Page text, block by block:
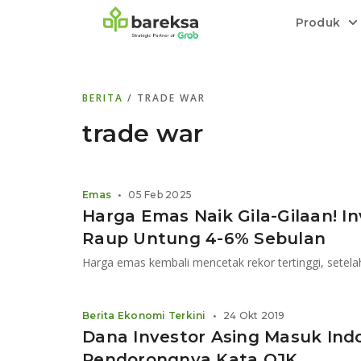
Produk
Transaksi cepat,
Bebas pilih partner penyimpanan, harga
relatif stabil.
Menyediakan layanan manajemen
Informasi terkini dan tepercaya terkait
Kenali rekam jejak dan
BERITA / TRADE WAR
trade war
Harga Emas Naik Gila-Gilaan!
Raup Untung 4-6% Sebulan
Emas • 05 Feb 2025
Dana Investor Asing Masuk
Berita Ekonomi Terkini • 24 Okt 2019